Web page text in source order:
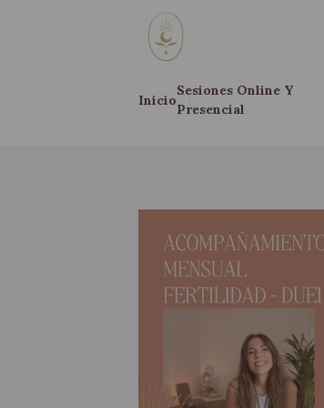
Inicio
Sesiones Online Y
Presencial